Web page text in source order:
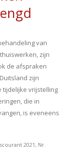
van
zijn
de afspraken
zijn
tijdelijke vrijstelling
die in
is eveneens
2021, Nr.